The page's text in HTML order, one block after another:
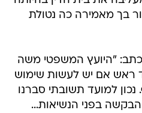
בך מאמירה כה נטולת
"היועץ המשפטי משה
ראש אם יש לעשות שימוש
למועד תשובתי סברנו
בפני הנשיאות...